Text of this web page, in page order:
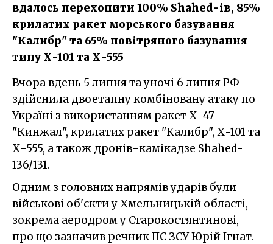
вдалось перехопити 100% Shahed-ів, 85%
крилатих ракет морського базування
"Калибр" та 65% повітряного базування
типу Х-101 та Х-555
Вчора вдень 5 липня та уночі 6 липня РФ
здійснила двоетапну комбіновану атаку по
Україні з використанням ракет Х-47
"Кинжал", крилатих ракет "Калибр", Х-101 та
Х-555, а також дронів-камікадзе Shahed-
136/131.
Одним з головних напрямів ударів були
військові об'єкти у Хмельницькій області,
зокрема аеродром у Старокостянтинові,
про що зазначив речник ПС ЗСУ Юрій Ігнат.